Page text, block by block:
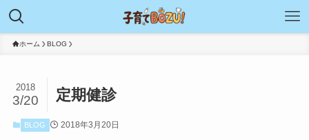
ホーム BLOG
定期健診
2018
3/20
BLOG 2018年3月20日